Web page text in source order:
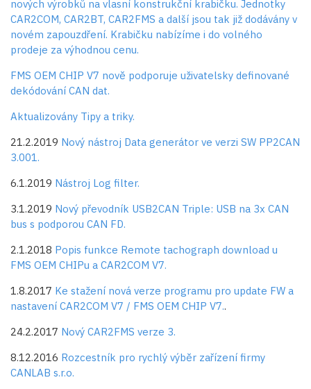
nových výrobků na vlasní konstrukční krabičku. Jednotky
CAR2COM, CAR2BT, CAR2FMS a další jsou tak již dodávány v
novém zapouzdření. Krabičku nabízíme i do volného
prodeje za výhodnou cenu.
FMS OEM CHIP V7 nově podporuje uživatelsky definované
dekódování CAN dat.
Aktualizovány Tipy a triky.
21.2.2019 Nový nástroj Data generátor ve verzi SW PP2CAN
3.001.
6.1.2019 Nástroj Log filter.
3.1.2019 Nový převodník USB2CAN Triple: USB na 3x CAN
bus s podporou CAN FD.
2.1.2018 Popis funkce Remote tachograph download u
FMS OEM CHIPu a CAR2COM V7.
1.8.2017 Ke stažení nová verze programu pro update FW a
nastavení CAR2COM V7 / FMS OEM CHIP V7..
24.2.2017 Nový CAR2FMS verze 3.
8.12.2016 Rozcestník pro rychlý výběr zařízení firmy
CANLAB s.r.o.